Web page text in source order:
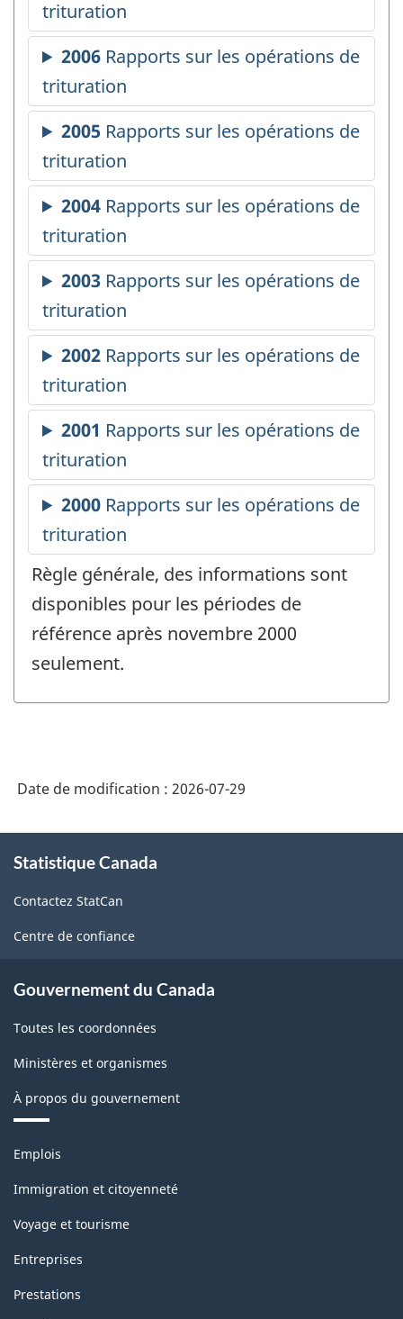
Règle générale, des informations sont
disponibles pour les périodes de
référence après novembre 2000
seulement.
Date de modification : 2026-07-29
propos
ce
site
Statistique Canada
Contactez StatCan
Centre de confiance
Gouvernement du Canada
Toutes les coordonnées
Ministères et organismes
À propos du gouvernement
Thèmes
sujets
Emplois
Immigration et citoyenneté
Voyage et tourisme
Entreprises
Prestations